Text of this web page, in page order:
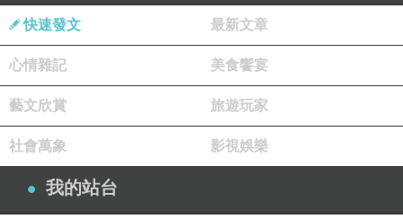
快速發文 最新文章
心情雜記 美食饗宴
藝文欣賞 旅遊玩家
社會萬象 影視娛樂
我的站台